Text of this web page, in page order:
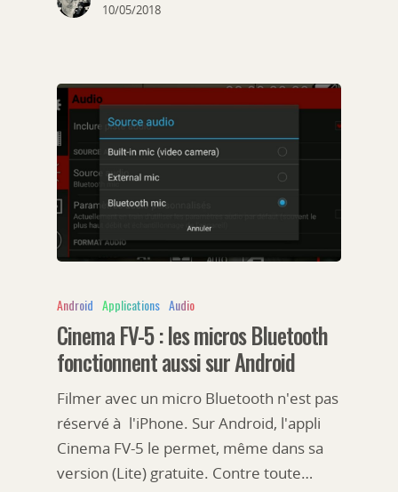
10/05/2018
Android Applications Audio
Cinema FV-5 : les micros Bluetooth
fonctionnent aussi sur Android
Filmer avec un micro Bluetooth n'est pas
réservé à l'iPhone. Sur Android, l'appli
Cinema FV-5 le permet, même dans sa
version (Lite) gratuite. Contre toute…